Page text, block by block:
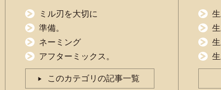
ミル刃を大切に
準備。
ネーミング
アフターミックス。
このカテゴリの記事一覧